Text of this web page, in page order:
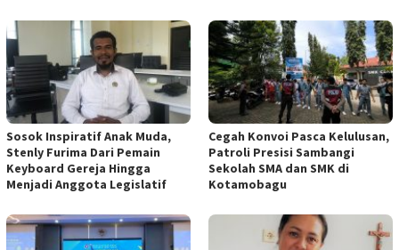
Sosok Inspiratif Anak Muda,
Stenly Furima Dari Pemain
Keyboard Gereja Hingga
Menjadi Anggota Legislatif
Cegah Konvoi Pasca Kelulusan,
Patroli Presisi Sambangi
Sekolah SMA dan SMK di
Kotamobagu